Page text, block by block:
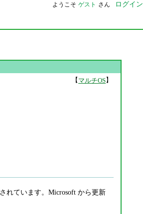
ようこそ ゲスト さん ログイン
【マルチOS】
れています。Microsoft から更新